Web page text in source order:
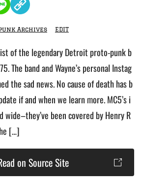
Archives EDIT
of the legendary Detroit proto-punk b
The band and Wayne’s personal Instag
the sad news. No cause of death has b
if and when we learn more. MC5’s i
wide–they’ve been covered by Henry R
[…]
on Source Site